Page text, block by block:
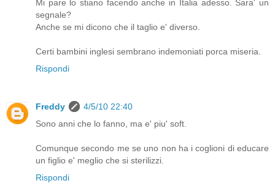
Mi pare lo stiano facendo anche in Italia adesso. Sara' un
segnale?
Anche se mi dicono che il taglio e' diverso.
Certi bambini inglesi sembrano indemoniati porca miseria.
Rispondi
Freddy
4/5/10 22:40
Sono anni che lo fanno, ma e' piu' soft.
Comunque secondo me se uno non ha i coglioni di educare
un figlio e' meglio che si sterilizzi.
Rispondi